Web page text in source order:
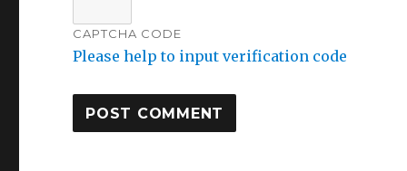
CAPTCHA CODE
Please help to input verification code